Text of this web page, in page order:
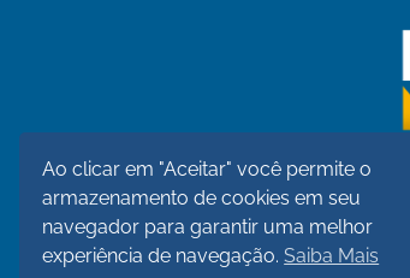
Ao clicar em "Aceitar" você permite o
armazenamento de cookies em seu
navegador para garantir uma melhor
experiência de navegação.Saiba Mais